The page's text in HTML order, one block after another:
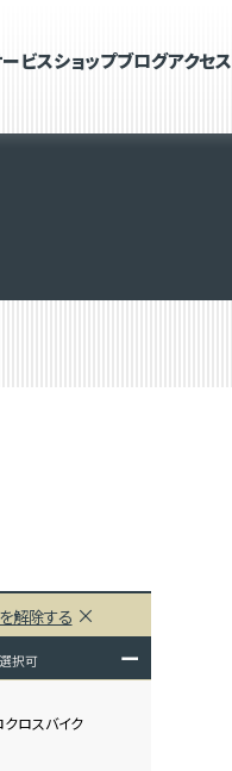
ビスショップブログアクセス
解除する
択可 ー
ロスバイク